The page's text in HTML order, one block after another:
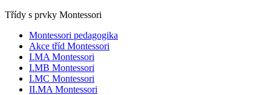
Třídy s prvky Montessori
Montessori pedagogika
Akce tříd Montessori
I.MA Montessori
I.MB Montessori
I.MC Montessori
II.MA Montessori